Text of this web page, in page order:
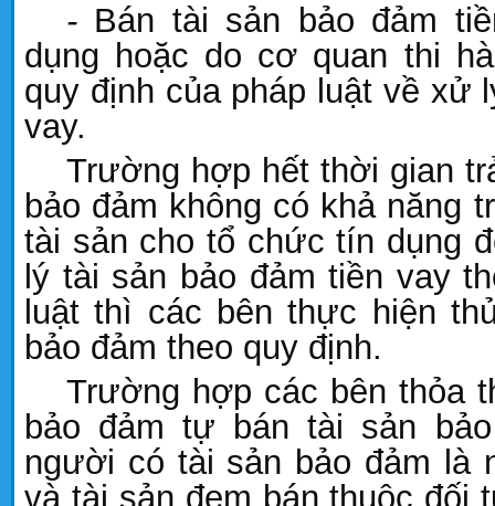
- Bán tài sản bảo đảm
dụng hoặc do cơ quan thi
quy định của pháp luật về xử
vay.
Trường hợp hết thời gian
bảo đảm không có khả năng
tài sản cho tổ chức tín dụng
lý tài sản bảo đảm tiền vay
luật thì các bên thực hiện
bảo đảm theo quy định.
Trường hợp các bên thỏa
bảo đảm tự bán tài sản
người có tài sản bảo đảm là
và tài sản đem bán thuộc đối